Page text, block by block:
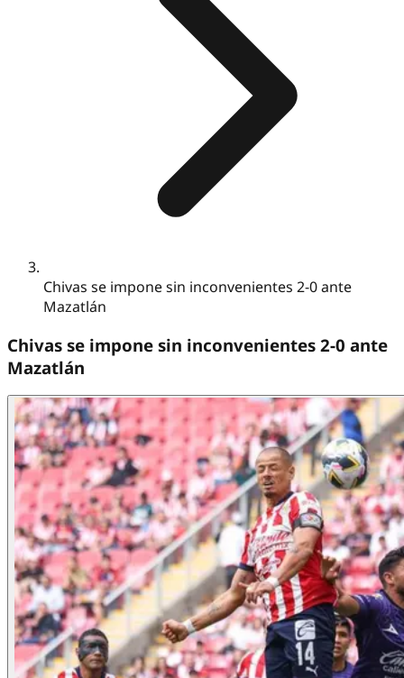
Chivas se impone sin inconvenientes 2-0 ante
Mazatlán
Chivas se impone sin inconvenientes 2-0 ante
Mazatlán